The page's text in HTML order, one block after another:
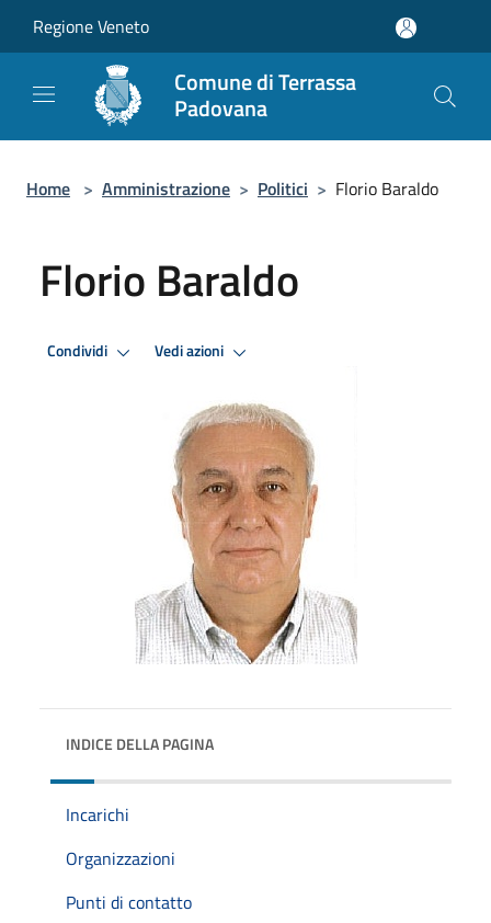
Regione Veneto
Comune di Terrassa
Padovana
Home > Amministrazione > Politici > Florio Baraldo
Florio Baraldo
Condividi Vedi azioni
INDICE DELLA PAGINA
Incarichi
Organizzazioni
Punti di contatto